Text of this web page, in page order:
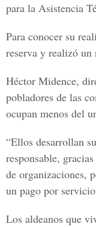
para la Asistencia
Para conocer su
reserva y realizó un
Héctor Midence,
pobladores de las
ocupan menos del
“Ellos desarrollan
responsable,
de organizaciones,
un pago por
Los aldeanos que